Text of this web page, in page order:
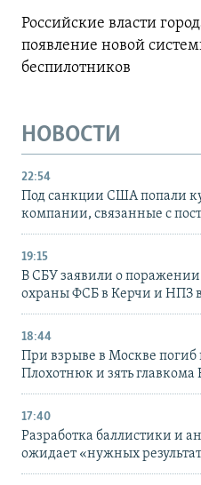
Российские власти
появление новой
беспилотников
НОВОСТИ
22:54
Под санкции США попали
компании, связанные с
19:15
В СБУ заявили о поражении
охраны ФСБ в Керчи и НПЗ
18:44
При взрыве в Москве
Плохотнюк и зять
17:40
Разработка баллистики и
ожидает «нужных